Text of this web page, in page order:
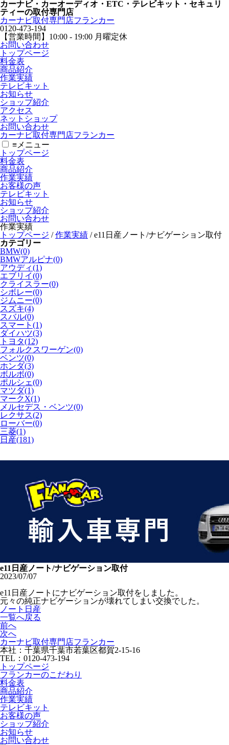
カーナビ・カーオーディオ・ETC・テレビキット・セキュリ
ティーの取付専門店
カーナビ取付専⾨店フランカー
0120-473-194
【営業時間】 10:00 - 19:00 月曜定休
お問い合わせ
トップページ
料金表
商品紹介
作業実績
テレビキット
お知らせ
ショップ紹介
アクセス
ネットショップ
お問い合わせ
カーナビ取付専⾨店フランカー
≡ メニュー
トップページ
料金表
商品紹介
作業実績
お客様の声
テレビキット
お知らせ
ショップ紹介
お問い合わせ
作業実績
トップページ /作業実績 /e11日産ノート/ナビゲーション取付
カテゴリー
BMW(0)
BMWアルピナ(0)
アウディ(1)
エブリイ(0)
クライスラー(0)
シボレー(0)
ジムニー(0)
スズキ(4)
スバル(0)
スマート(1)
ダイハツ(3)
トヨタ(12)
フォルクスワーゲン(0)
ベンツ(0)
ホンダ(3)
ボルボ(0)
ポルシェ(0)
マツダ(1)
マークX(1)
メルセデス・ベンツ(0)
レクサス(2)
ローバー(0)
三菱(1)
日産(181)
e11日産ノート/ナビゲーション取付
2023/07/07
e11日産ノートにナビゲーション取付をしました。
元々の純正ナビゲーションが壊れてしまい交換でした。
ノート 日産
一覧へ戻る
前へ
次へ
カーナビ取付専⾨店フランカー
本社：千葉県千葉市若葉区都賀2-15-16
TEL：0120-473-194
トップページ
フランカーのこだわり
料金表
商品紹介
作業実績
テレビキット
お客様の声
ショップ紹介
お知らせ
お問い合わせ